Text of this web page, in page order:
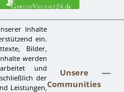
Inhalte
ein.
Bilder,
werden
und
der
Leistungen,
Unsere
Communities